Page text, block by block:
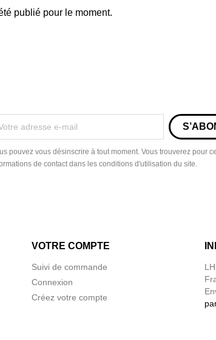
publié pour le moment.
pouvez vous désinscrire à tout moment. Vous trouverez pour
de contact dans les conditions d'utilisation du site.
VOTRE COMPTE
Suivi de commande
Connexion
Créez votre compte